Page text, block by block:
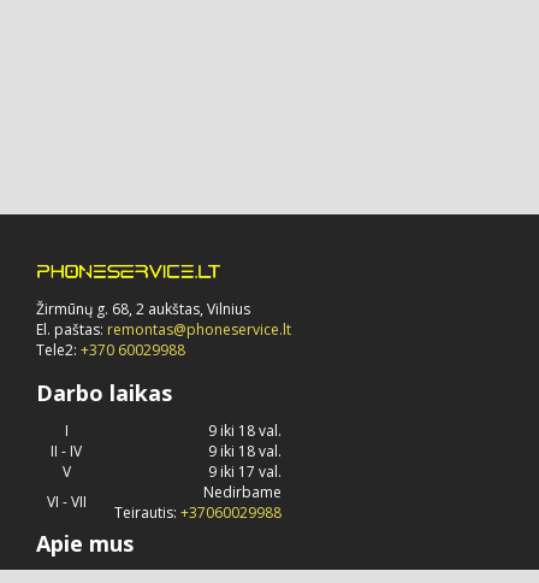
Žirmūnų g. 68, 2 aukštas, Vilnius
El. paštas: remontas@phoneservice.lt
Tele2: +370 60029988
Darbo laikas
I
9 iki 18 val.
II - IV
9 iki 18 val.
V
9 iki 17 val.
VI - VII
Nedirbame
Teirautis: +37060029988
Apie mus